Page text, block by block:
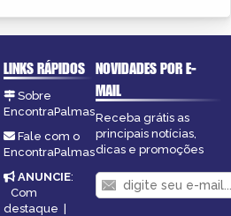
LINKS RÁPIDOS
Sobre
EncontraPalmas
Fale com o
EncontraPalmas
ANUNCIE:
Com
destaque |
NOVIDADES POR E-
MAIL
Receba grátis as
principais notícias,
dicas e promoções